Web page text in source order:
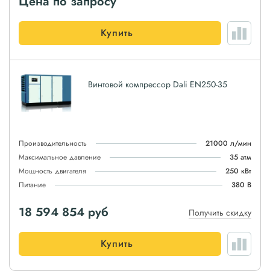
Купить
Винтовой компрессор Dali EN250-35
Производительность
21000 л/мин
Максимальное давление
35 атм
Мощность двигателя
250 кВт
Питание
380 В
18 594 854 руб Получить скидку
Купить